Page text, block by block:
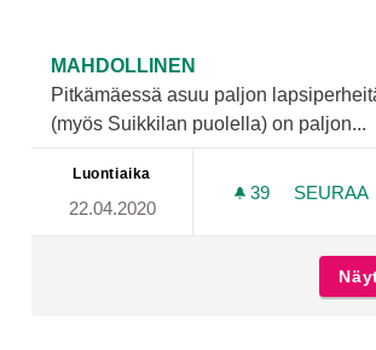
MAHDOLLINEN
Pitkämäessä asuu paljon
(myös Suikkilan puolella) on paljon...
Luontiaika
22.04.2020
39 39
SEURAA